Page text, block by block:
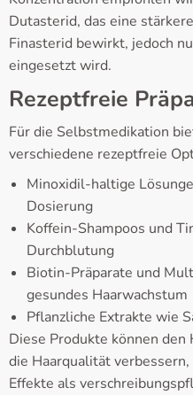
Dutasterid, das eine
Finasterid bewirkt, jedoch
eingesetzt wird.
Rezeptfreie
Für die Selbstmedikation
verschiedene rezeptfreie
Minoxidil-haltige
Dosierung
Koffein-Shampoos und
Durchblutung
Biotin-Präparate und
gesundes Haarwachstum
Pflanzliche Extrakte wie
Diese Produkte können den
die Haarqualität
Effekte als